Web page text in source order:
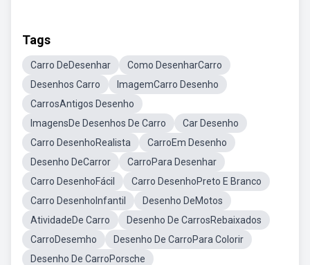
Tags
Carro DeDesenhar
Como DesenharCarro
Desenhos Carro
ImagemCarro Desenho
CarrosAntigos Desenho
ImagensDe Desenhos De Carro
Car Desenho
Carro DesenhoRealista
CarroEm Desenho
Desenho DeCarror
CarroPara Desenhar
Carro DesenhoFácil
Carro DesenhoPreto E Branco
Carro DesenhoInfantil
Desenho DeMotos
AtividadeDe Carro
Desenho De CarrosRebaixados
CarroDesemho
Desenho De CarroPara Colorir
Desenho De CarroPorsche